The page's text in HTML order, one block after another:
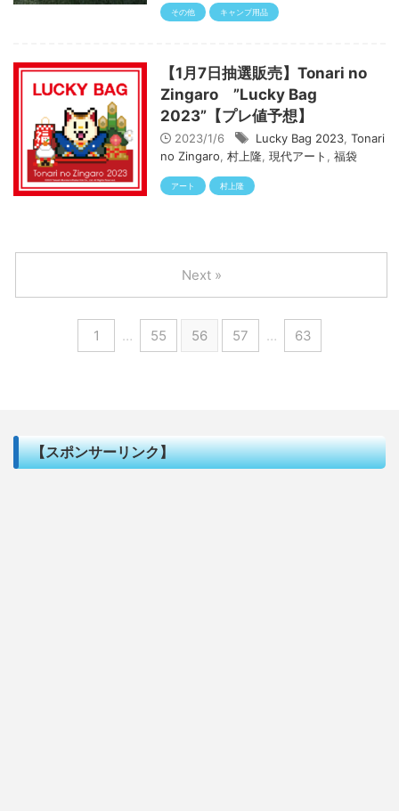
その他 キャンプ用品
【1月7日抽選販売】Tonari no
Zingaro ”Lucky Bag
2023”【プレ値予想】
2023/1/6 Lucky Bag 2023 Tonari
no Zingaro 村上隆 現代アート 福袋
アート 村上隆
1 … 55 56 57 … 63
Next »
【スポンサーリンク】